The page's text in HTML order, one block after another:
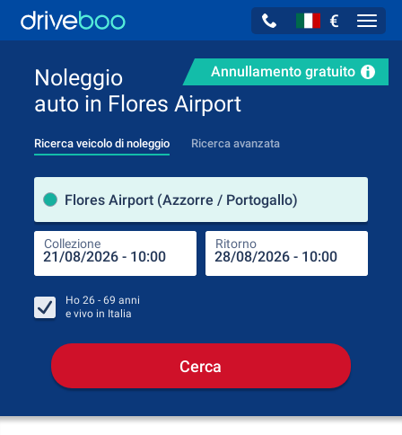
€
Annullamento gratuito
Noleggio
auto in Flores Airport
Ricerca veicolo di noleggio Ricerca avanzata
Flores Airport (Azzorre / Portogallo)
Collezione Ritorno
Ho 26 - 69 anni
e vivo in Italia
Cerca